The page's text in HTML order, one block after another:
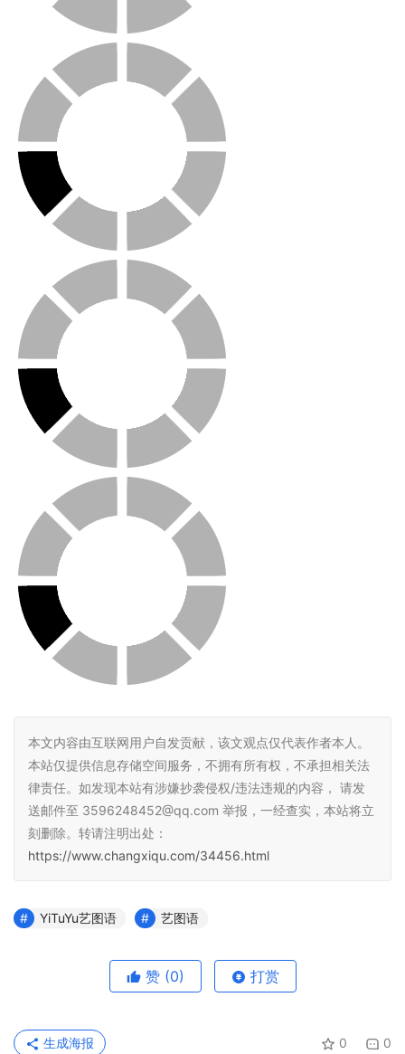
本文内容由互联网用户自发贡献，该文观点仅代表作者本人。
本站仅提供信息存储空间服务，不拥有所有权，不承担相关法
律责任。如发现本站有涉嫌抄袭侵权/违法违规的内容， 请发
送邮件至 3596248452@qq.com 举报，一经查实，本站将立
刻删除。转请注明出处：
https://www.changxiqu.com/34456.html
YiTuYu艺图语 艺图语
赞 (0) 打赏
0 0
生成海报